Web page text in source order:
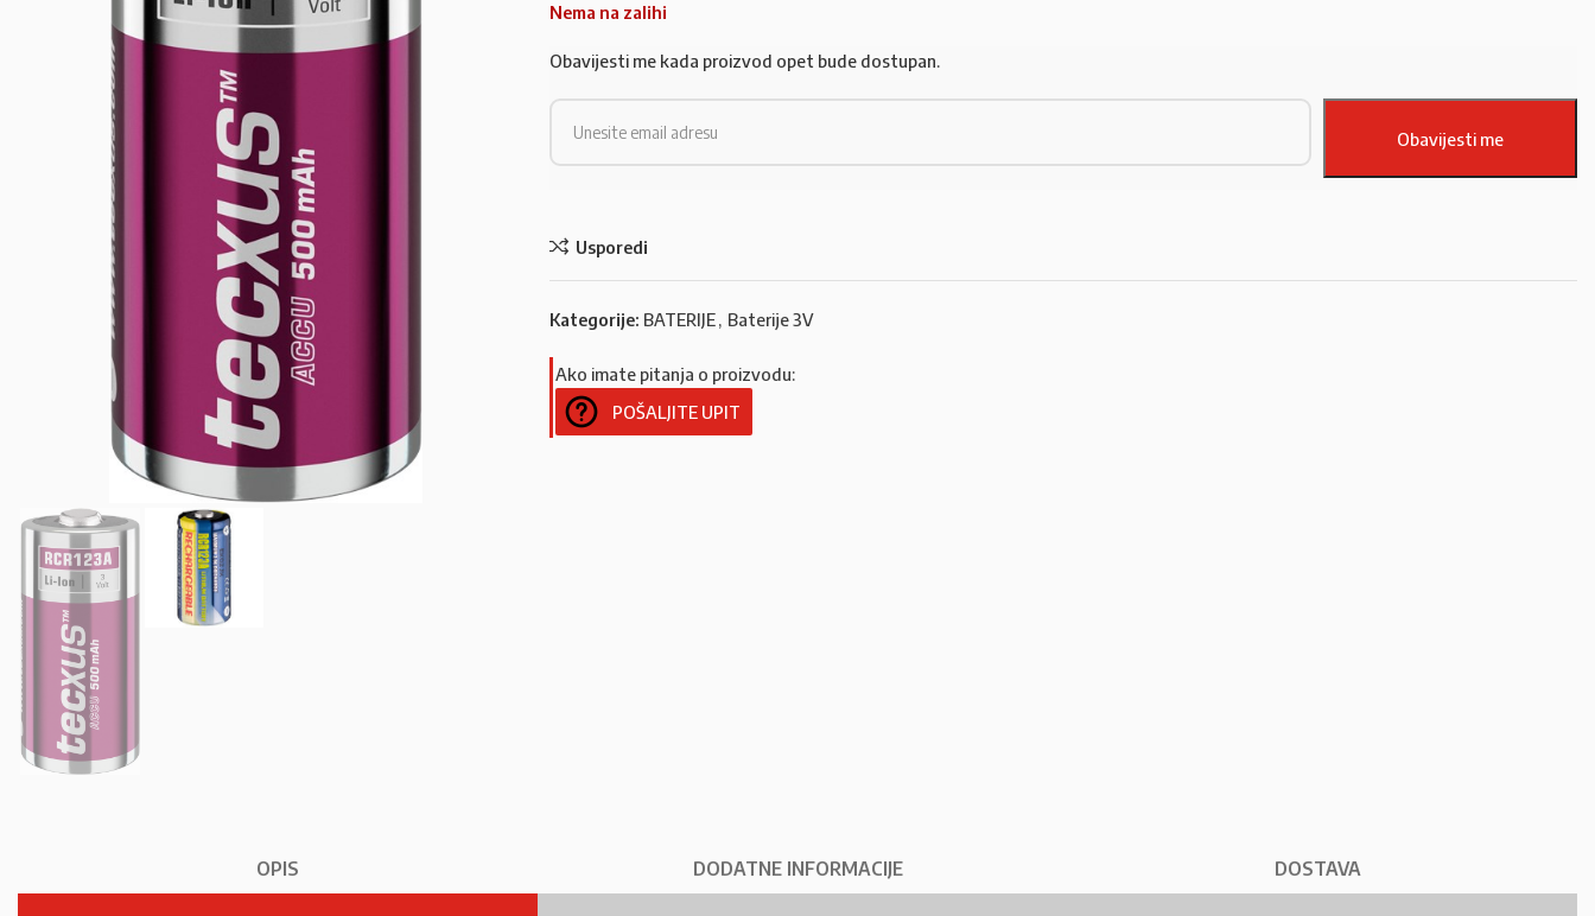
Nema na zalihi
Obavijesti me kada proizvod opet bude dostupan.
Usporedi
Kategorije: BATERIJE, Baterije 3V
Ako imate pitanja o proizvodu:
POŠALJITE UPIT
OPIS DODATNE INFORMACIJE DOSTAVA